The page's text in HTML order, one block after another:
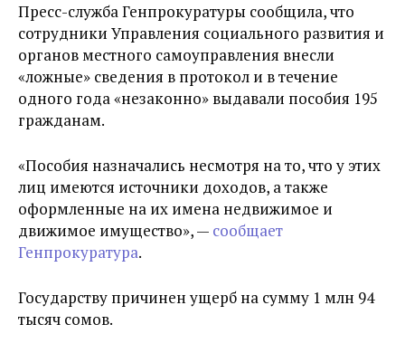
Пресс-служба Генпрокуратуры сообщила, что
сотрудники Управления социального развития и
органов местного самоуправления внесли
«ложные» сведения в протокол и в течение
одного года «незаконно» выдавали пособия 195
гражданам.
«Пособия назначались несмотря на то, что у этих
лиц имеются источники доходов, а также
оформленные на их имена недвижимое и
движимое имущество», — сообщает
Генпрокуратура.
Государству причинен ущерб на сумму 1 млн 94
тысяч сомов.